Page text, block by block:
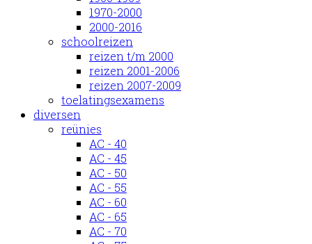
1970-2000
2000-2016
schoolreizen
reizen t/m 2000
reizen 2001-2006
reizen 2007-2009
toelatingsexamens
diversen
reünies
AC - 40
AC - 45
AC - 50
AC - 55
AC - 60
AC - 65
AC - 70